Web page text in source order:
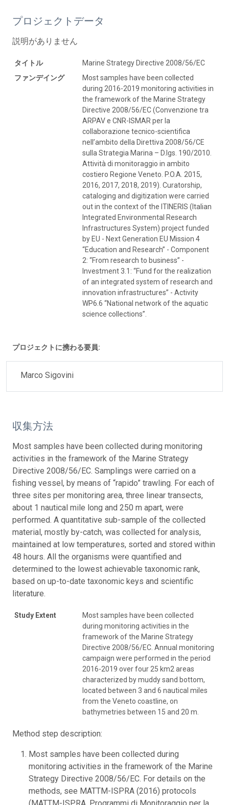
プロジェクトデータ
説明がありません
タイトル
Marine Strategy Directive 2008/56/EC
ファンデイング
Most samples have been collected
during 2016-2019 monitoring activities in
the framework of the Marine Strategy
Directive 2008/56/EC (Convenzione tra
ARPAV e CNR-ISMAR per la
collaborazione tecnico-scientifica
nell’ambito della Direttiva 2008/56/CE
sulla Strategia Marina – D.lgs. 190/2010.
Attività di monitoraggio in ambito
costiero Regione Veneto. P.O.A. 2015,
2016, 2017, 2018, 2019). Curatorship,
cataloging and digitization were carried
out in the context of the ITINERIS (Italian
Integrated Environmental Research
Infrastructures System) project funded
by EU - Next Generation EU Mission 4
“Education and Research” - Component
2: “From research to business” -
Investment 3.1: “Fund for the realization
of an integrated system of research and
innovation infrastructures” - Activity
WP6.6 “National network of the aquatic
science collections”.
プロジェクトに携わる要員:
Marco Sigovini
収集方法
Most samples have been collected during monitoring
activities in the framework of the Marine Strategy
Directive 2008/56/EC. Samplings were carried on a
fishing vessel, by means of “rapido” trawling. For each of
three sites per monitoring area, three linear transects,
about 1 nautical mile long and 250 m apart, were
performed. A quantitative sub-sample of the collected
material, mostly by-catch, was collected for analysis,
maintained at low temperatures, sorted and stored within
48 hours. All the organisms were quantified and
determined to the lowest achievable taxonomic rank,
based on up-to-date taxonomic keys and scientific
literature.
Study Extent
Most samples have been collected
during monitoring activities in the
framework of the Marine Strategy
Directive 2008/56/EC. Annual monitoring
campaign were performed in the period
2016-2019 over four 25 km2 areas
characterized by muddy sand bottom,
located between 3 and 6 nautical miles
from the Veneto coastline, on
bathymetries between 15 and 20 m.
Method step description:
Most samples have been collected during
monitoring activities in the framework of the Marine
Strategy Directive 2008/56/EC. For details on the
methods, see MATTM-ISPRA (2016) protocols